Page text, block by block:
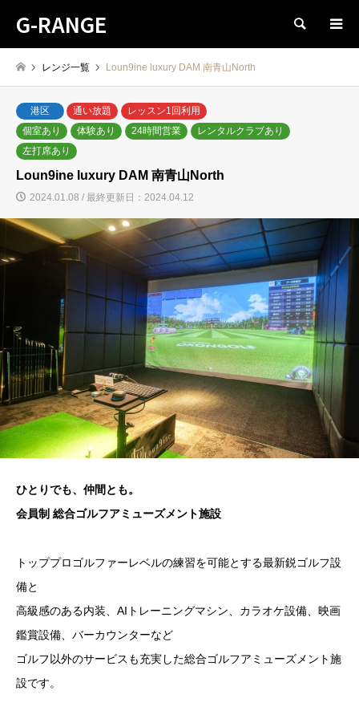
G-RANGE 検索
レンジ一覧 Loun9ine luxury DAM 南青山North
港区 通い放題
レッスン1回利用
個室あり
体験あり 24時間営業
レンタルクラブあり
左打席あり
Loun9ine luxury DAM 南青山North
2024.01.08 / 最終更新日：2024.04.12
ひとりでも、仲間とも。
会員制 総合ゴルフアミューズメント施設
トッププロゴルファーレベルの練習を可能とする最新鋭ゴルフ設
備と
高級感のある内装、AIトレーニングマシン、カラオケ設備、映画
鑑賞設備、バーカウンターなど
ゴルフ以外のサービスも充実した総合ゴルフアミューズメント施
設です。